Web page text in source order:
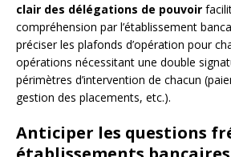
clair des délégations de pouvoir
compréhension par l’établissement
préciser les plafonds d’opération pour
opérations nécessitant une double
périmètres d’intervention de chacun
gestion des placements, etc.).
Anticiper les questions